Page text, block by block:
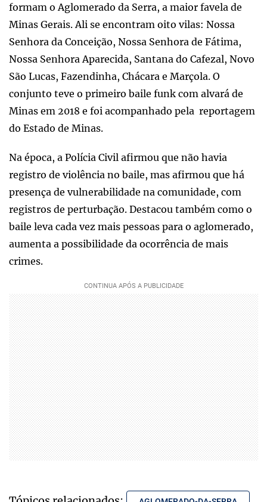
formam o Aglomerado da Serra, a maior favela de
Minas Gerais. Ali se encontram oito vilas: Nossa
Senhora da Conceição, Nossa Senhora de Fátima,
Nossa Senhora Aparecida, Santana do Cafezal, Novo
São Lucas, Fazendinha, Chácara e Marçola. O
conjunto teve o primeiro baile funk com alvará de
Minas em 2018 e foi acompanhado pela reportagem
do Estado de Minas.
Na época, a Polícia Civil afirmou que não havia
registro de violência no baile, mas afirmou que há
presença de vulnerabilidade na comunidade, com
registros de perturbação. Destacou também como o
baile leva cada vez mais pessoas para o aglomerado,
aumenta a possibilidade da ocorrência de mais
crimes.